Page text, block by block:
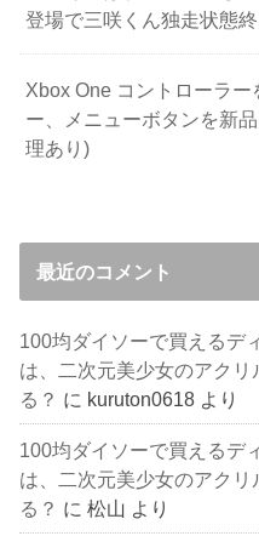
登場で三咲くん独走状態
Xbox One コントローラー
ー、メニューボタンを新
理あり)
最近のコメント
100均ダイソーで買えるデ
は、二次元美少女のアクリ
る？ に kuruton0618 より
100均ダイソーで買えるデ
は、二次元美少女のアクリ
る？ に松山 より